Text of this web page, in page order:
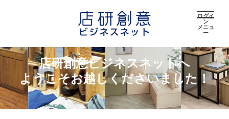
ログイ
ン
メニュ
ー
店研創意ビジネスネットへ
ようこそお越しくださいました！